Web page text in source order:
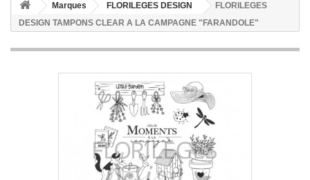
Marques FLORILEGES DESIGN
FLORILEGES
DESIGN TAMPONS CLEAR A LA CAMPAGNE "FARANDOLE"